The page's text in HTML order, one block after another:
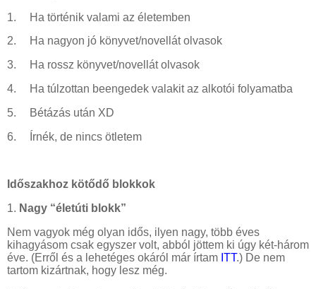
1.
Ha történik valami az életemben
2.
Ha nagyon jó könyvet/novellát olvasok
3.
Ha rossz könyvet/novellát olvasok
4.
Ha túlzottan beengedek valakit az alkotói folyamatba
5.
Bétázás után XD
6.
Írnék, de nincs ötletem
Időszakhoz kötődő blokkok
1. Nagy “életúti blokk”
Nem vagyok még olyan idős, ilyen nagy, több éves
kihagyásom csak egyszer volt, abból jöttem ki úgy két-három
éve. (Erről és a lehetéges okáról már írtam ITT.) De nem
tartom kizártnak, hogy lesz még.